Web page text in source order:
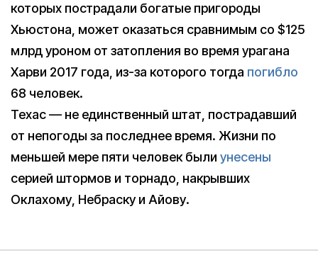
которых пострадали богатые пригороды
Хьюстона, может оказаться сравнимым со $125
млрд уроном от затопления во время урагана
Харви 2017 года, из-за которого тогда погибло
68 человек.
Техас — не единственный штат, пострадавший
от непогоды за последнее время. Жизни по
меньшей мере пяти человек были унесены
серией штормов и торнадо, накрывших
Оклахому, Небраску и Айову.